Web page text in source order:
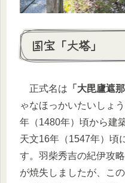
国宝「大塔」
正式名は 「大毘廬遮
ゃなほっかいたいしょ
年（1480年）頃から建
天文16年（1547年）頃
す。羽柴秀吉の紀伊攻
が焼失しましたが、こ